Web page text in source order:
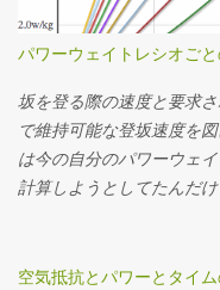
ちのインナートップは激
しいのでたぶん
いるコースであれば 想定
内サイクリング でシミュ
ュレーションした速度の
てかんじで決めてます。
Garmin Connectその他諸
直指定してヒストグラム
パワーウェイトレシオご
坂を登る際の速度と要求
で維持可能な登坂速度を
は今の自分のパワーウェ
計算しようとしてたんだ
けの元ネタはAndrew
空気抵抗とパワーとタイ